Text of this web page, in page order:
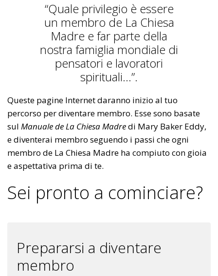
“Quale privilegio è essere
un membro de La Chiesa
Madre e far parte della
nostra famiglia mondiale di
pensatori e lavoratori
spirituali...”.
Queste pagine Internet daranno inizio al tuo
percorso per diventare membro. Esse sono basate
sul Manuale de La Chiesa Madredi Mary Baker Eddy,
e diventerai membro seguendo i passi che ogni
membro de La Chiesa Madre ha compiuto con gioia
e aspettativa prima di te.
Sei pronto a cominciare?
Prepararsi a diventare
membro